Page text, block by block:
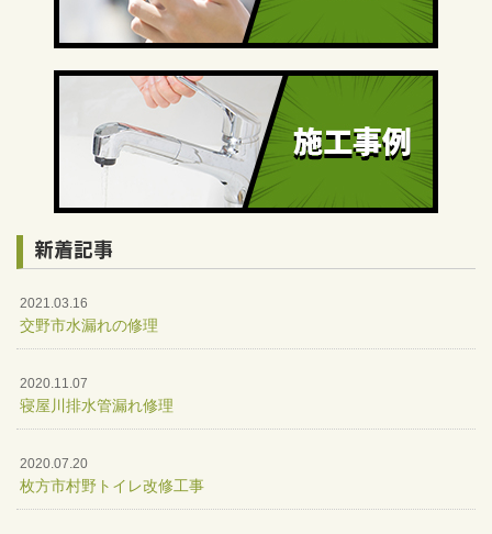
新着記事
2021.03.16
交野市水漏れの修理
2020.11.07
寝屋川排水管漏れ修理
2020.07.20
枚方市村野トイレ改修工事